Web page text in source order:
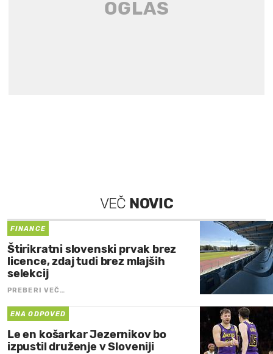
VEČ NOVIC
FINANCE
Štirikratni slovenski prvak brez
licence, zdaj tudi brez mlajših
selekcij
PREBERI VEČ…
ENA ODPOVED
Le en košarkar Jezernikov bo
izpustil druženje v Sloveniji